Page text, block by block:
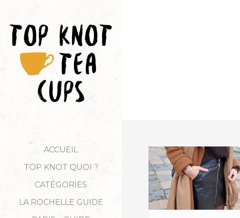
ACCUEIL
TOP KNOT QUOI ?
CATÉGORIES
LA ROCHELLE GUIDE